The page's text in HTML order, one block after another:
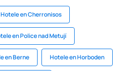
Hotele en Cherronisos
en Police nad Metují
en Berne Hotele en Horboden